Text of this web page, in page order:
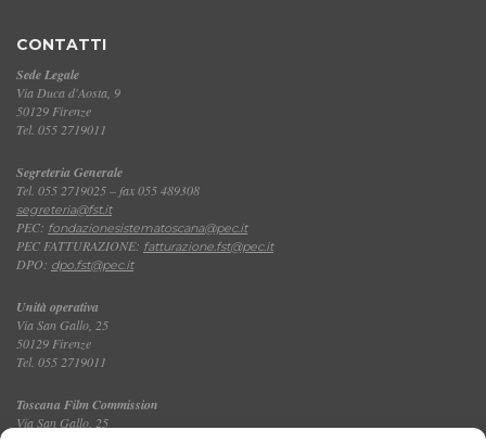
CONTATTI
Sede Legale
Via Duca d'Aosta, 9
50129 Firenze
Tel. 055 2719011
Segreteria Generale
Tel. 055 2719025 – fax 055 489308
segreteria@fst.it
PEC: fondazionesistematoscana@pec.it
PEC FATTURAZIONE: fatturazione.fst@pec.it
DPO: dpo.fst@pec.it
Unità operativa
Via San Gallo, 25
50129 Firenze
Tel. 055 2719011
Toscana Film Commission
Via San Gallo, 25